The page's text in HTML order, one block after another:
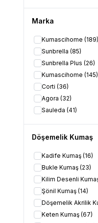
Marka
Kumascihome (189)
Sunbrella (85)
Sunbrella Plus (26)
Kumascihome (145)
Corti (36)
Agora (32)
Sauleda (41)
Döşemelik Kumaş
Kadife Kumaş (16)
Bukle Kumaş (23)
Kilim Desenli
Şönil Kumaş (14)
Döşemelik Akrilik
Keten Kumaş (67)